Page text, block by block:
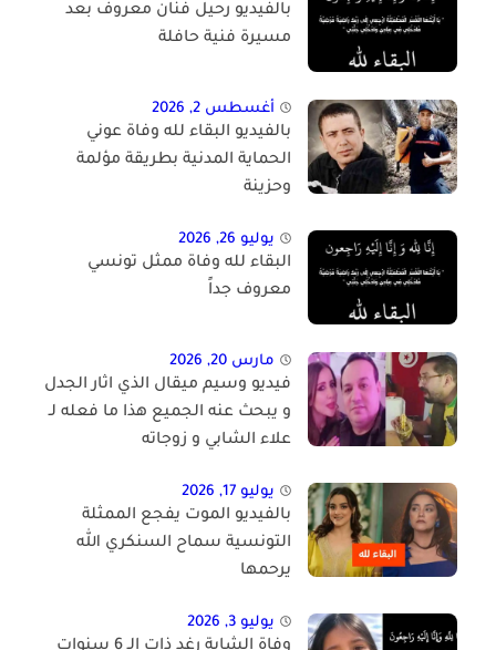
بالفيديو رحيل فنان معروف بعد
مسيرة فنية حافلة
أغسطس 2, 2026
بالفيديو البقاء لله وفاة عوني
الحماية المدنية بطريقة مؤلمة
وحزينة
يوليو 26, 2026
البقاء لله وفاة ممثل تونسي
معروف جداً
مارس 20, 2026
فيديو وسيم ميقال الذي اثار الجدل
و يبحث عنه الجميع هذا ما فعله لـ
علاء الشابي و زوجاته
يوليو 17, 2026
بالفيديو الموت يفجع الممثلة
التونسية سماح السنكري الله
يرحمها
يوليو 3, 2026
وفاة الشابة رغد ذات الـ 6 سنوات